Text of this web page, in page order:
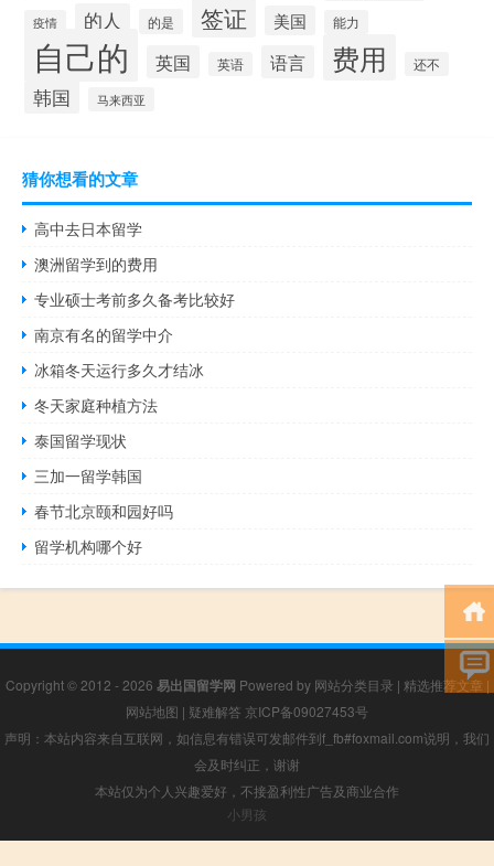
疫情 的人 的是 签证 美国 能力
自己的 英国 英语 语言 费用 还不
韩国 马来西亚
猜你想看的文章
高中去日本留学
澳洲留学到的费用
专业硕士考前多久备考比较好
南京有名的留学中介
冰箱冬天运行多久才结冰
冬天家庭种植方法
泰国留学现状
三加一留学韩国
春节北京颐和园好吗
留学机构哪个好
Copyright © 2012 - 2026 易出国留学网 Powered by 网站分类目录 | 精选推荐文章 |
网站地图 | 疑难解答 京ICP备09027453号
声明：本站内容来自互联网，如信息有错误可发邮件到f_fb#foxmail.com说明，我们
会及时纠正，谢谢
本站仅为个人兴趣爱好，不接盈利性广告及商业合作
小男孩